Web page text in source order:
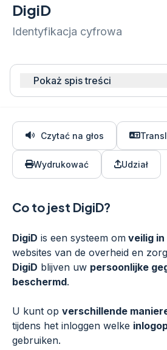
DigiD
Identyfikacja cyfrowa
Pokaż spis treści
Czytać na głos
Wydrukować Udział
Co to jest DigiD?
DigiD is een systeem om veilig
websites van de overheid en
DigiD blijven uw persoonlijke
beschermd.
U kunt op verschillende
tijdens het inloggen welke
gebruiken.